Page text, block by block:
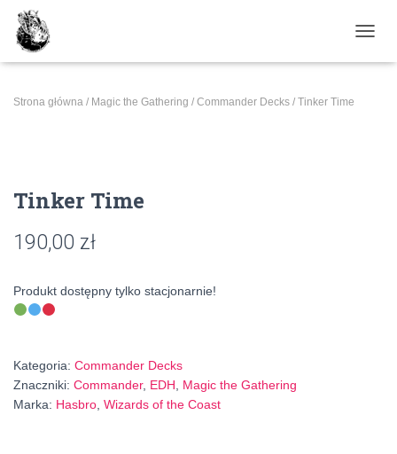
Strona główna / Magic the Gathering / Commander Decks / Tinker Time
Tinker Time
190,00 zł
Produkt dostępny tylko stacjonarnie!
Kategoria: Commander Decks
Znaczniki: Commander, EDH
Magic the Gathering
Marka: Hasbro Wizards of the Coast